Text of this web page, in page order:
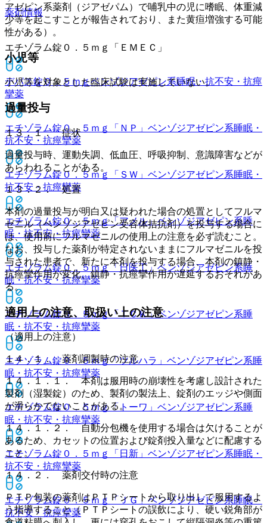
薬剤情報
エチゾラム錠０．５ｍｇ「ＥＭＥＣ」
デパス錠０．５ｍｇベンゾジアゼピン系睡眠・抗不安・抗痙
攣薬
エチゾラム錠０．５ｍｇ「ＮＰ」 ベンゾジアゼピン系睡眠・
抗不安・抗痙攣薬
エチゾラム錠０．５ｍｇ「ＳＷ」 ベンゾジアゼピン系睡眠・
抗不安・抗痙攣薬
エチゾラム錠０．５ｍｇ「アメル」ベンゾジアゼピン系睡
眠・抗不安・抗痙攣薬
エチゾラム錠０．５ｍｇ「日医工」ベンゾジアゼピン系睡
眠・抗不安・抗痙攣薬
エチゾラム錠０．５ｍｇ「ＴＣＫ」ベンゾジアゼピン系睡
眠・抗不安・抗痙攣薬
エチゾラム錠０．５ｍｇ「ツルハラ」 ベンゾジアゼピン系睡
眠・抗不安・抗痙攣薬
エチゾラム錠０．５ｍｇ「トーワ」 ベンゾジアゼピン系睡
眠・抗不安・抗痙攣薬
エチゾラム錠０．５ｍｇ「日新」 ベンゾジアゼピン系睡眠・
抗不安・抗痙攣薬
エチゾラム錠０．５ｍｇ「ＪＧ」 ベンゾジアゼピン系睡眠・
抗不安・抗痙攣薬
アゼピン系薬剤（ジアゼパム）で哺乳中の児に嗜眠、体重減
少等を起こすことが報告されており、また黄疸増強する可能
性がある）。
小児等
小児等を対象とした臨床試験は実施していない。
過量投与
１３．１． 症状
過量投与時、運動失調、低血圧、呼吸抑制、意識障害などが
あらわれることがある。
１３．２． 処置
本剤の過量投与が明白又は疑われた場合の処置としてフルマ
ゼニル（ベンゾジアゼピン受容体拮抗剤）を投与する場合に
は、使用前にフルマゼニルの使用上の注意を必ず読むこと。
なお、投与した薬剤が特定されないままにフルマゼニルを投
与された患者で、新たに本剤を投与する場合、本剤の鎮静・
抗痙攣作用が変化、鎮静・抗痙攣作用が遅延するおそれがあ
る。
適用上の注意、取扱い上の注意
（適用上の注意）
１４．１． 薬剤調製時の注意
１４．１．１． 本剤は服用時の崩壊性を考慮し設計された
製剤（湿製錠）のため、製剤の製法上、錠剤のエッジや側面
が滑らかでないことがある。
１４．１．２． 自動分包機を使用する場合は欠けることが
あるため、カセットの位置および錠剤投入量などに配慮する
こと。
１４．２． 薬剤交付時の注意
ＰＴＰ包装の薬剤はＰＴＰシートから取り出して服用するよ
う指導すること（ＰＴＰシートの誤飲により、硬い鋭角部が